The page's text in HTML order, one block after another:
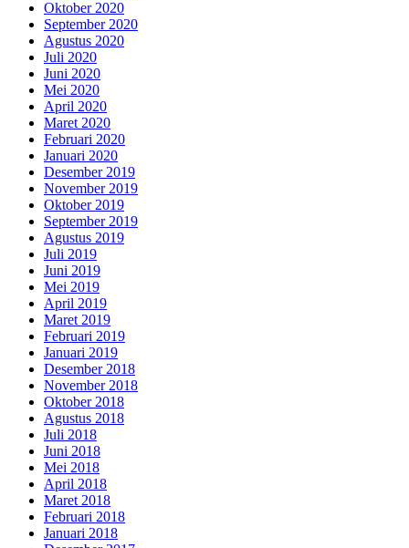
Oktober 2020
September 2020
Agustus 2020
Juli 2020
Juni 2020
Mei 2020
April 2020
Maret 2020
Februari 2020
Januari 2020
Desember 2019
November 2019
Oktober 2019
September 2019
Agustus 2019
Juli 2019
Juni 2019
Mei 2019
April 2019
Maret 2019
Februari 2019
Januari 2019
Desember 2018
November 2018
Oktober 2018
Agustus 2018
Juli 2018
Juni 2018
Mei 2018
April 2018
Maret 2018
Februari 2018
Januari 2018